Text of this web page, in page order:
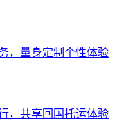
，量身定制个性体验
，共享回国托运体验